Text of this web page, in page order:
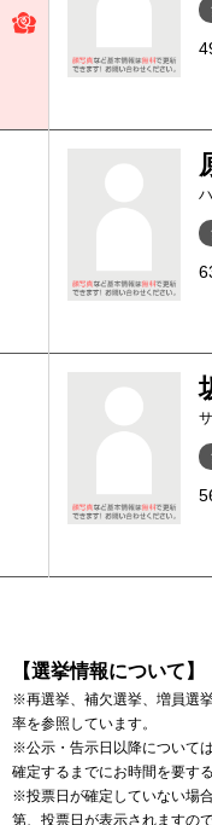
【選挙情報について】
※再選挙、補欠選挙、増員選
率を参照しています。
※公示・告示日以降について
確定するまでにお時間を要す
※投票日が確定していない場
第、投票日が表示されますの